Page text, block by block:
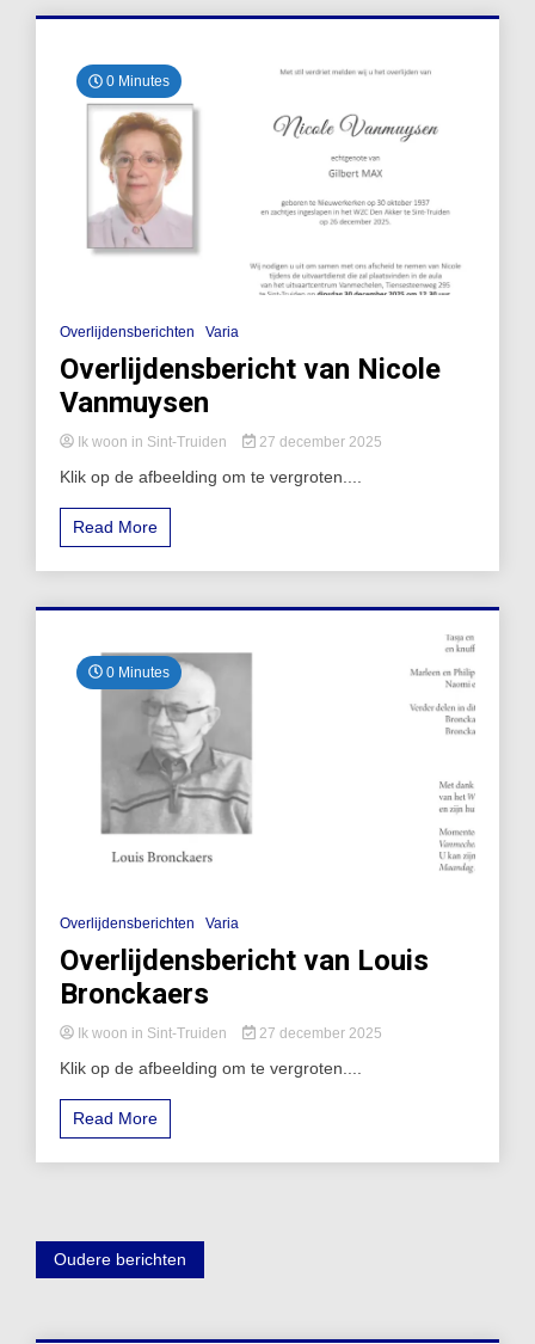
0 Minutes
Overlijdensberichten Varia
Overlijdensbericht van Nicole
Vanmuysen
Ik woon in Sint-Truiden 27 december 2025
Klik op de afbeelding om te vergroten....
Read More
0 Minutes
Overlijdensberichten Varia
Overlijdensbericht van Louis
Bronckaers
Ik woon in Sint-Truiden 27 december 2025
Klik op de afbeelding om te vergroten....
Read More
Berichtennavigatie
Oudere berichten